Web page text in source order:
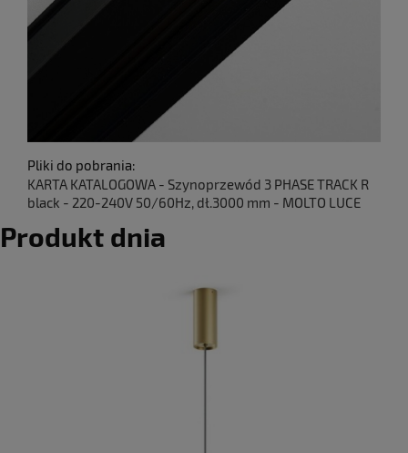
Pliki do pobrania:
KARTA KATALOGOWA - Szynoprzewód 3 PHASE TRACK R
black - 220-240V 50/60Hz, dł.3000 mm - MOLTO LUCE
Produkt dnia